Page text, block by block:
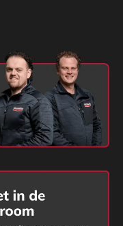
oplader 230V.
Ah, 48 V (390 Ah of
motor van 7 kW
motor van 12 kW
kg
kg